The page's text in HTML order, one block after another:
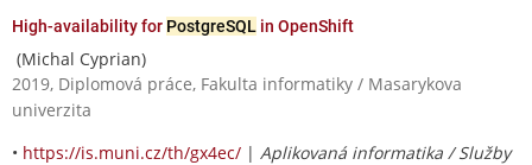
High-availability for PostgreSQL in OpenShift
(Michal Cyprian)
2019, Diplomová práce, Fakulta informatiky / Masarykova
univerzita
• https://is.muni.cz/th/gx4ec/ | Aplikovaná informatika / Služby